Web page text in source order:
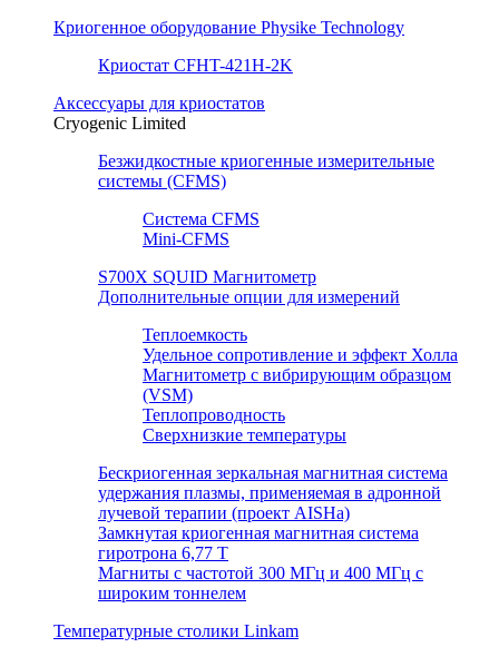
Криогенное оборудование Physike Technology
Криостат CFHT-421H-2K
Аксессуары для криостатов
Cryogenic Limited
Безжидкостные криогенные измерительные
системы (CFMS)
Система CFMS
Mini-CFMS
S700X SQUID Магнитометр
Дополнительные опции для измерений
Теплоемкость
Удельное сопротивление и эффект Холла
Магнитометр с вибрирующим образцом
(VSM)
Теплопроводность
Сверхнизкие температуры
Бескриогенная зеркальная магнитная система
удержания плазмы, применяемая в адронной
лучевой терапии (проект AISHa)
Замкнутая криогенная магнитная система
гиротрона 6,77 T
Магниты с частотой 300 МГц и 400 МГц с
широким тоннелем
Температурные столики Linkam